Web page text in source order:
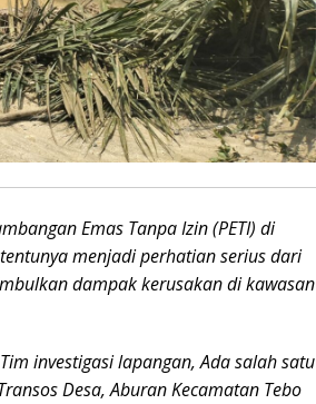
Emas Tanpa Izin (PETI) di
menjadi perhatian serius dari
dampak kerusakan di kawasan
investigasi lapangan, Ada salah satu
Desa, Aburan Kecamatan Tebo